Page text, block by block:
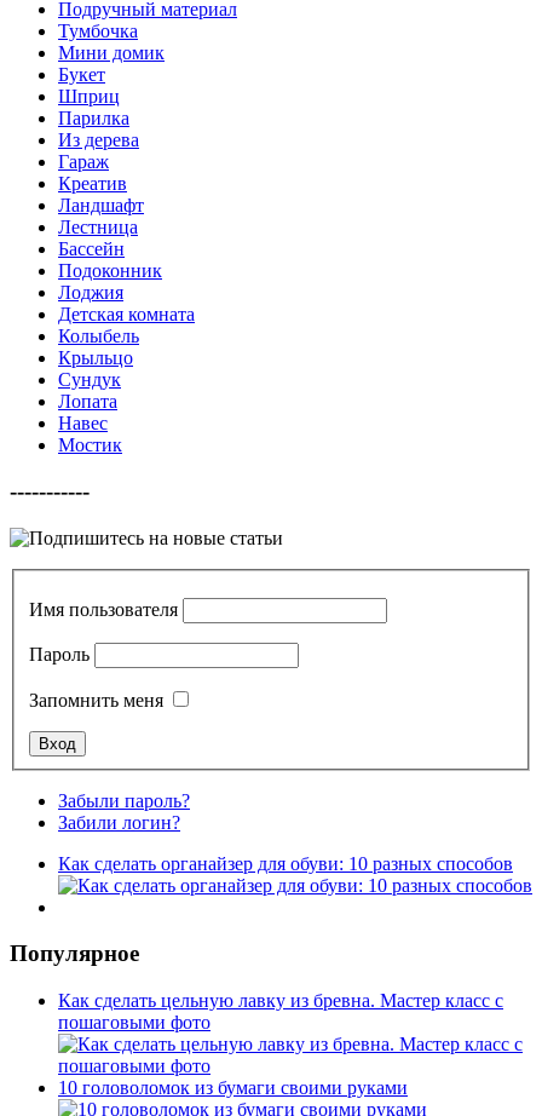
Подручный материал
Тумбочка
Мини домик
Букет
Шприц
Парилка
Из дерева
Гараж
Креатив
Ландшафт
Лестница
Бассейн
Подоконник
Лоджия
Детская комната
Колыбель
Крыльцо
Сундук
Лопата
Навес
Мостик
-----------
Имя пользователя
Пароль
Запомнить меня
Забыли пароль?
Забили логин?
Как сделать органайзер для обуви: 10 разных способов
Популярное
Как сделать цельную лавку из бревна. Мастер класс с
пошаговыми фото
10 головоломок из бумаги своими руками